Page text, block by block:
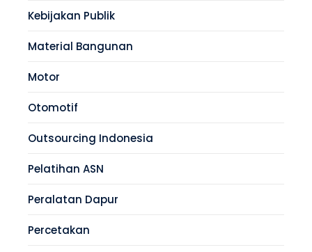
Kebijakan Publik
Material Bangunan
Motor
Otomotif
Outsourcing Indonesia
Pelatihan ASN
Peralatan Dapur
Percetakan